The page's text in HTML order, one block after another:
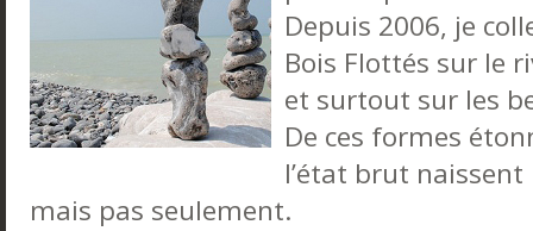
Depuis 2006, je
Bois Flottés sur le
et surtout sur les
De ces formes
l’état brut naissent
mais pas seulement.